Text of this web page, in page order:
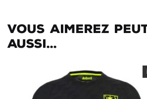
Vous aimerez
aussi...